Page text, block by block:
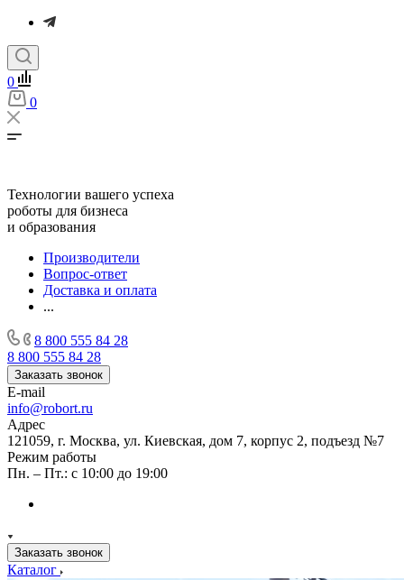
0
0
Технологии вашего успеха
роботы для бизнеса
и образования
Производители
Вопрос-ответ
Доставка и оплата
...
8 800 555 84 28
8 800 555 84 28
Заказать звонок
E-mail
info@robort.ru
Адрес
121059, г. Москва, ул. Киевская, дом 7, корпус 2, подъезд №7
Режим работы
Пн. – Пт.: с 10:00 до 19:00
Заказать звонок
Каталог